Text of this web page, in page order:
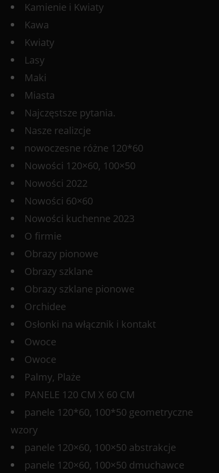
Kamienie i Kwiaty
Kawa
Kwiaty
Lasy
Maki
Miasta
Najczęstsze pytania.
Nasze realizcje
nowoczesne różne 120*60
Nowości 120×60, 100×50
Nowości 2022
Nowości 60×60
Nowości kuchenne 2023
O firmie
Obrazy pionowe
Obrazy szklane
Obrazy szklane pionowe
Orchidee
Osłonki na włącznik i kontakt
Owoce
Owoce
Palmy, Plaże
PANELE 120 CM X 60 CM
panele 120*60, 100*50 geometryczne
wzory
panele 120×60, 100×50 abstrakcje
panele 120×60, 100×50 dmuchawce